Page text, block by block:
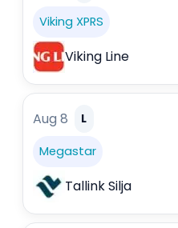
Viking XPRS
Viking Line
Aug 8 L
Megastar
Tallink Silja